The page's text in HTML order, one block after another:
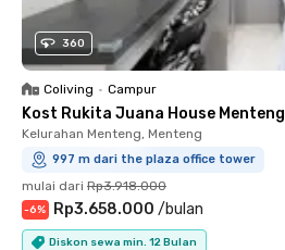
360
Coliving • Campur
Kost Rukita Juana House Menteng
Kelurahan Menteng, Menteng
997 m dari the plaza office tower
mulai dari Rp3.918.000
-6% Rp3.658.000 /bulan
Diskon sewa min. 12 Bulan